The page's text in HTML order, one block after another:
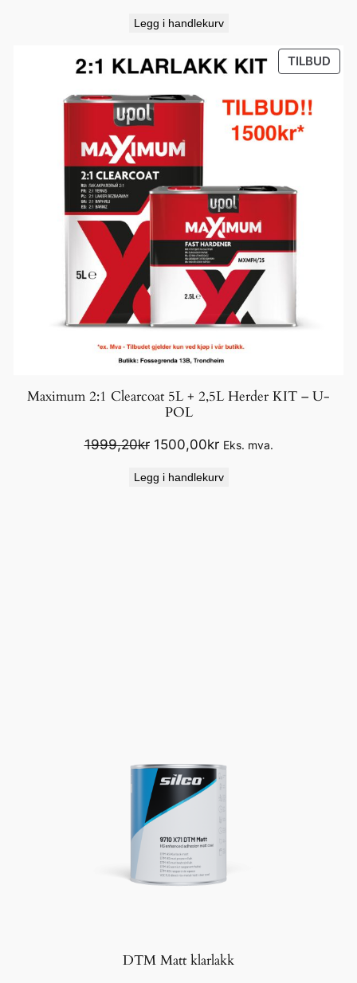
Legg i handlekurv
TILBUD
PÅ
Maximum 2:1 Clearcoat 5L + 2,5L Herder KIT – U-
POL
1999,20kr Opprinnelig
var:
1500,00krNåværende
er:
Eks. mva.
Legg i handlekurv
DTM Matt klarlakk